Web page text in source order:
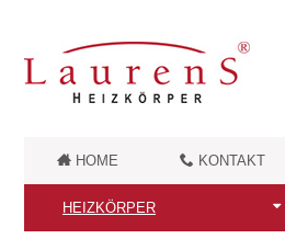
HOME KONTAKT
HEIZKÖRPER